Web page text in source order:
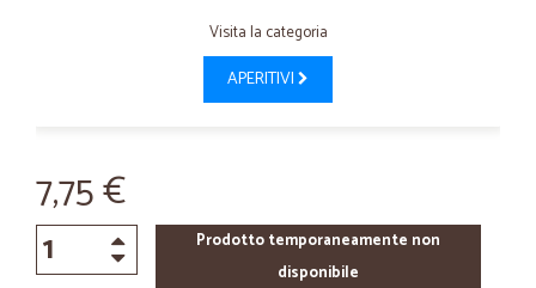
Visita la categoria
APERITIVI
7,75 €
Prodotto temporaneamente non
disponibile